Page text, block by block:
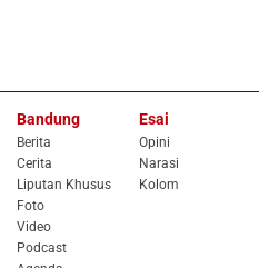
Bandung
Berita
Cerita
Liputan Khusus
Foto
Video
Podcast
Esai
Opini
Narasi
Kolom